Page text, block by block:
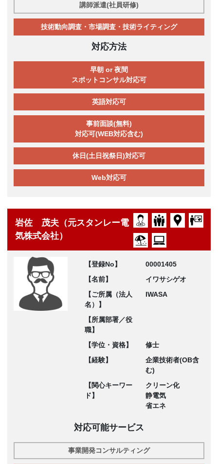
講師派遣(社員研修)
技術動向調査・市場調査・技術ライティング
対応方法
早朝 or 夜間
スポットコンサル対応可
英語対応可
事前面談(無料)
対応可(WEB対応含む)
休日(土日祝祭日)対応可
Web対応可
岩佐 茂夫（元スタンレー電
気株式会社）
【登録No】
00001405
【名前】
イワサシゲオ
【ご所属（法人
名）】
IWASA
【所属部署／役
職】
【学位・資格】
修士
【経験】
企業技術者(OB含
む)
【関心キーワー
ド】
クリーン化
静電気
省エネ
対応可能サービス
事業開発コンサルティング